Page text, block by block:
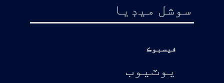
سوشل ميڊيا
فيسبوڪ
يوٽيوب